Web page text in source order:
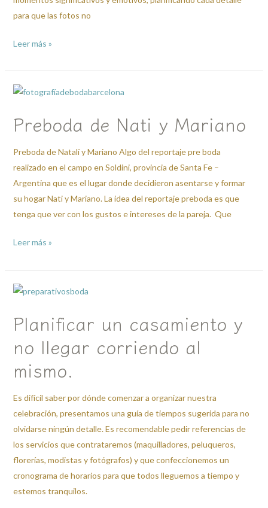
para que las fotos no
Leer más »
Preboda de Nati y Mariano
Preboda de Natalí y Mariano Algo del reportaje pre boda
realizado en el campo en Soldini, provincia de Santa Fe –
Argentina que es el lugar donde decidieron asentarse y formar
su hogar Nati y Mariano. La idea del reportaje preboda es que
tenga que ver con los gustos e intereses de la pareja. Que
Preboda
Nati
Mariano
Leer más »
Planificar un casamiento y
no llegar corriendo al
mismo.
Es difícil saber por dónde comenzar a organizar nuestra
celebración, presentamos una guía de tiempos sugerida para no
olvidarse ningún detalle. Es recomendable pedir referencias de
los servicios que contrataremos (maquilladores, peluqueros,
florerías, modistas y fotógrafos) y que confeccionemos un
cronograma de horarios para que todos lleguemos a tiempo y
estemos tranquilos.
Planificar
casamiento
no
llegar
al
mismo.